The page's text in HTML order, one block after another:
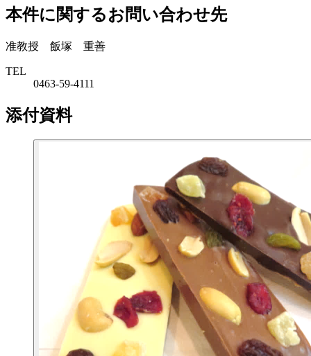
本件に関するお問い合わせ先
准教授 飯塚 重善
TEL
0463-59-4111
添付資料